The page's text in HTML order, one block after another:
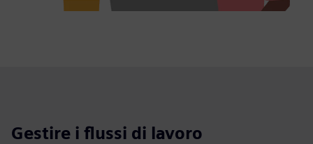
Gestire i flussi di lavoro